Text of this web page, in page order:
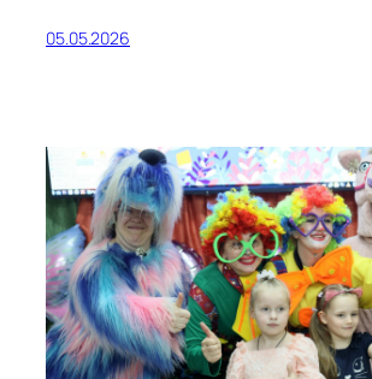
05.05.2026